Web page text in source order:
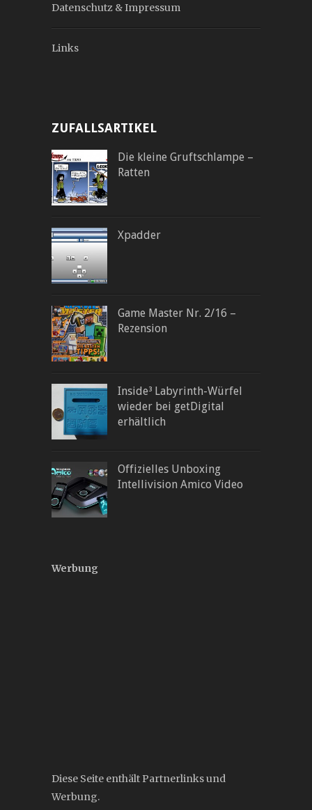
Datenschutz & Impressum
Links
ZUFALLSARTIKEL
Die kleine Gruftschlampe –
Ratten
Xpadder
Game Master Nr. 2/16 –
Rezension
Inside³ Labyrinth-Würfel
wieder bei getDigital
erhältlich
Offizielles Unboxing
Intellivision Amico Video
Werbung
Diese Seite enthält Partnerlinks und
Werbung.